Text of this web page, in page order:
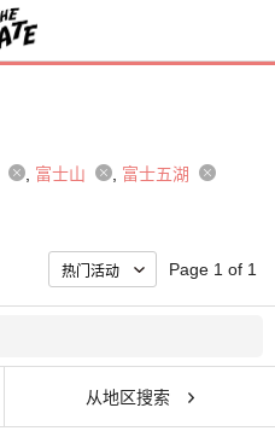
富士山
富士五湖
Page 1 of 1
从地区搜索